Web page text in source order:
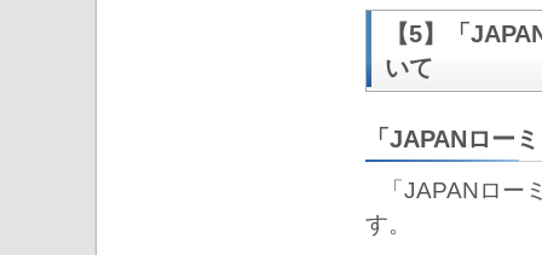
【5】「
いて
「JAPANロー
「JAPANロ
す。